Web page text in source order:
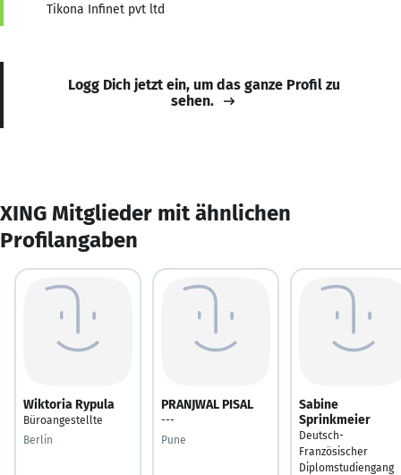
Tikona Infinet pvt ltd
Logg Dich jetzt ein, um das ganze Profil zu
sehen.
XING Mitglieder mit ähnlichen
Profilangaben
Wiktoria Rypula
Büroangestellte
Berlin
PRANJWAL PISAL
---
Pune
Sabine
Sprinkmeier
Deutsch-
Französischer
Diplomstudiengang